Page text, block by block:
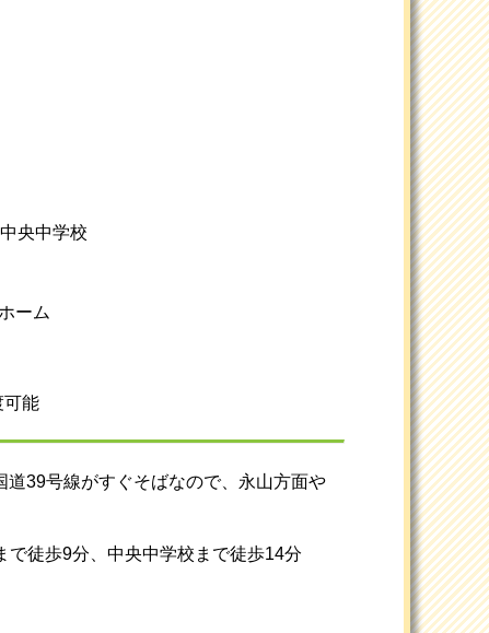
央中学校
ーム
可能
39号線がすぐそばなので、永山方面や
で徒歩9分、中央中学校まで徒歩14分